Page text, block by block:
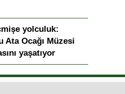
yolculuk:
Ata Ocağı Müzesi
yaşatıyor